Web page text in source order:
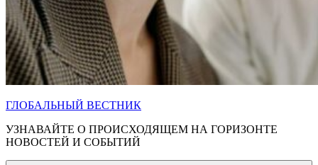
ГЛОБАЛЬНЫЙ ВЕСТНИК
УЗНАВАЙТЕ О ПРОИСХОДЯЩЕМ НА ГОРИЗОНТЕ
НОВОСТЕЙ И СОБЫТИЙ